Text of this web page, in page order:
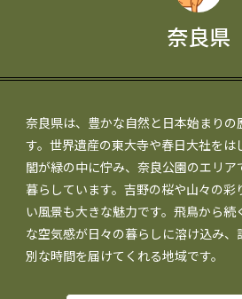
奈良県
奈良県は、豊かな自然と日本始まりの
す。世界遺産の東大寺や春日大社をは
閣が緑の中に佇み、奈良公園のエリ
暮らしています。吉野の桜や山々の彩
い風景も大きな魅力です。飛鳥から
な空気感が日々の暮らしに溶け込み
別な時間を届けてくれる地域です。